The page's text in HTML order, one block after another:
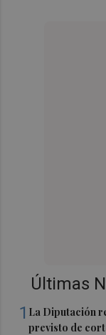
Últimas
1 La Diputación
previsto de